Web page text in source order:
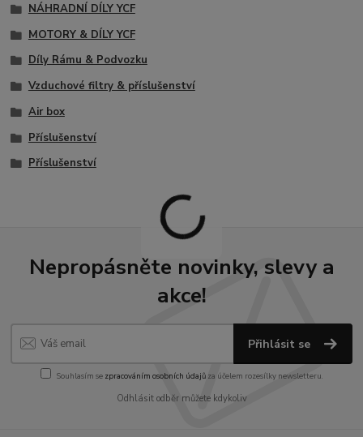
NÁHRADNÍ DÍLY YCF
MOTORY & DÍLY YCF
Díly Rámu & Podvozku
Vzduchové filtry & příslušenství
Air box
Příslušenství
Příslušenství
Nepropásněte novinky, slevy a
akce!
Přihlásit se
Souhlasím se zpracováním osobních údajůza účelem rozesílky newsletteru.
Odhlásit odběr můžete kdykoliv